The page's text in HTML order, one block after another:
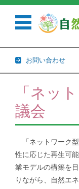
お問い合わせ
コンテンツに移動
「ネッ
議会
「ネットワーク
性に応じた再生可
業モデルの構築を
りながら、自然エ